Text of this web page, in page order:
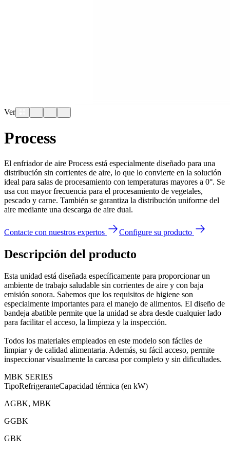
Ver
Process
El enfriador de aire Process está especialmente diseñado para una
distribución sin corrientes de aire, lo que lo convierte en la solución
ideal para salas de procesamiento con temperaturas mayores a 0°. Se
usa con mayor frecuencia para el procesamiento de vegetales,
pescado y carne. También se garantiza la distribución uniforme del
aire mediante una descarga de aire dual.
Contacte con nuestros expertos Configure su producto
Descripción del producto
Esta unidad está diseñada específicamente para proporcionar un
ambiente de trabajo saludable sin corrientes de aire y con baja
emisión sonora. Sabemos que los requisitos de higiene son
especialmente importantes para el manejo de alimentos. El diseño de
bandeja abatible permite que la unidad se abra desde cualquier lado
para facilitar el acceso, la limpieza y la inspección.
Todos los materiales empleados en este modelo son fáciles de
limpiar y de calidad alimentaria. Además, su fácil acceso, permite
inspeccionar visualmente la carcasa por completo y sin dificultades.
MBK SERIES
TipoRefrigeranteCapacidad térmica (en kW)
AGBK, MBK
GGBK
GBK